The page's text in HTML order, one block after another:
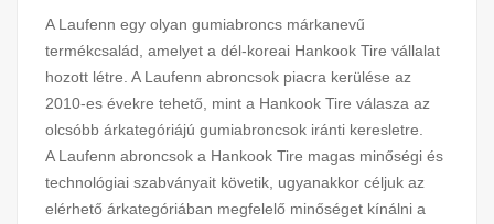
A Laufenn egy olyan gumiabroncs márkanevű
termékcsalád, amelyet a dél-koreai Hankook Tire vállalat
hozott létre. A Laufenn abroncsok piacra kerülése az
2010-es évekre tehető, mint a Hankook Tire válasza az
olcsóbb árkategóriájú gumiabroncsok iránti keresletre.
A Laufenn abroncsok a Hankook Tire magas minőségi és
technológiai szabványait követik, ugyanakkor céljuk az
elérhető árkategóriában megfelelő minőséget kínálni a